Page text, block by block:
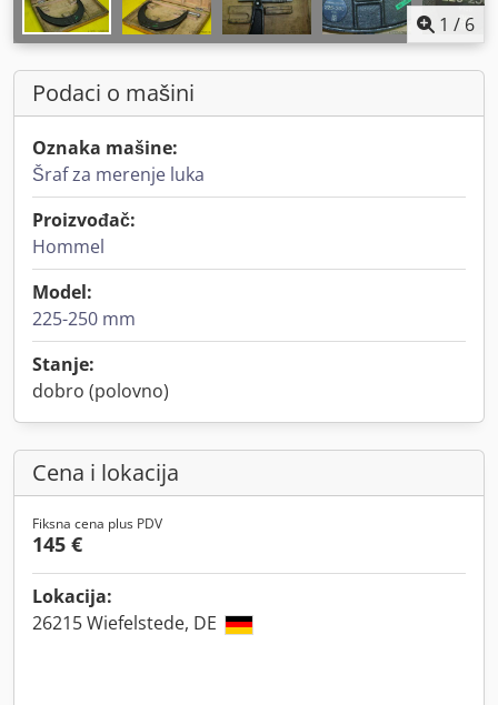
1 / 6
Podaci o mašini
Oznaka mašine:
Šraf za merenje luka
Proizvođač:
Hommel
Model:
225-250 mm
Stanje:
dobro (polovno)
Cena i lokacija
Fiksna cena plus PDV
145 €
Lokacija:
26215 Wiefelstede, DE